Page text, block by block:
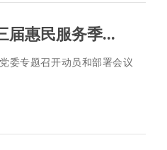
届惠民服务季...
委专题召开动员和部署会议